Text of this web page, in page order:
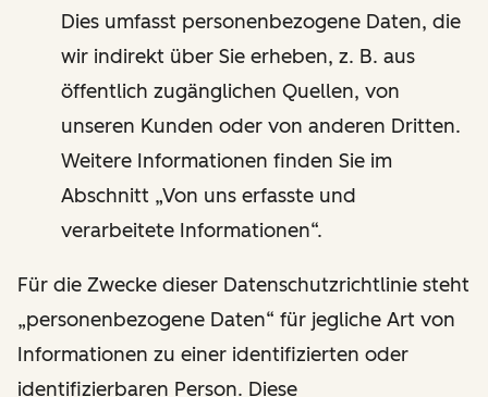
Dies umfasst personenbezogene Daten, die
wir indirekt über Sie erheben, z. B. aus
öffentlich zugänglichen Quellen, von
unseren Kunden oder von anderen Dritten.
Weitere Informationen finden Sie im
Abschnitt „Von uns erfasste und
verarbeitete Informationen“.
Für die Zwecke dieser Datenschutzrichtlinie steht
„personenbezogene Daten“ für jegliche Art von
Informationen zu einer identifizierten oder
identifizierbaren Person. Diese